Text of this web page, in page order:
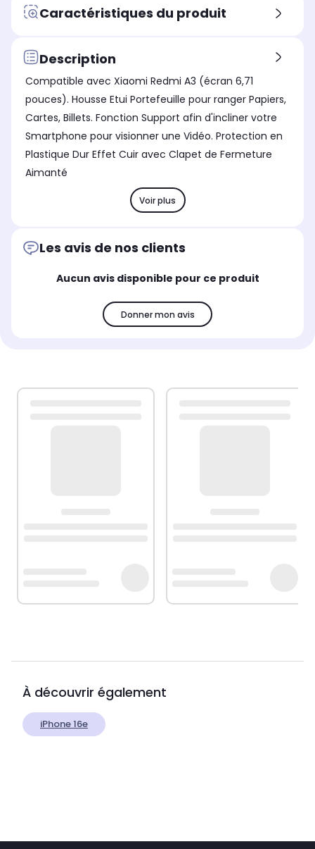
Caractéristiques du produit
Description
Compatible avec Xiaomi Redmi A3 (écran 6,71
pouces). Housse Etui Portefeuille pour ranger Papiers,
Cartes, Billets. Fonction Support afin d'incliner votre
Smartphone pour visionner une Vidéo. Protection en
Plastique Dur Effet Cuir avec Clapet de Fermeture
Aimanté
Voir plus
Les avis de nos clients
Aucun avis disponible pour ce produit
Donner mon avis
À découvrir également
iPhone 16e